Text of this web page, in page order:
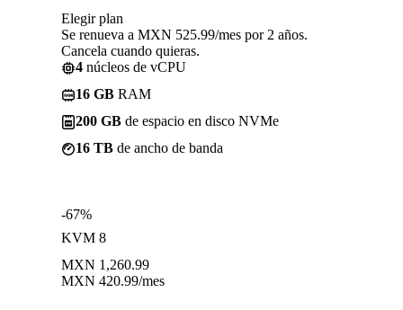
Elegir plan
Se renueva a MXN 525.99/mes por 2 años.
Cancela cuando quieras.
4 núcleos de vCPU
16 GB RAM
200 GB de espacio en disco NVMe
16 TB de ancho de banda
-67%
KVM 8
MXN 1,260.99
MXN 420.99/mes